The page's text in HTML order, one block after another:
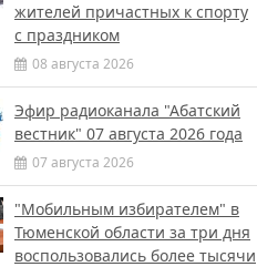
жителей причастных к спорту
с праздником
08 августа 2026
Эфир радиоканала "Абатский
вестник" 07 августа 2026 года
07 августа 2026
"Мобильным избирателем" в
Тюменской области за три дня
воспользовались более тысячи